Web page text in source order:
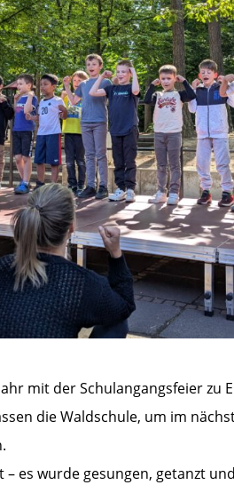
mit der Schulangangsfeier zu
die Waldschule, um im
es wurde gesungen, getanzt